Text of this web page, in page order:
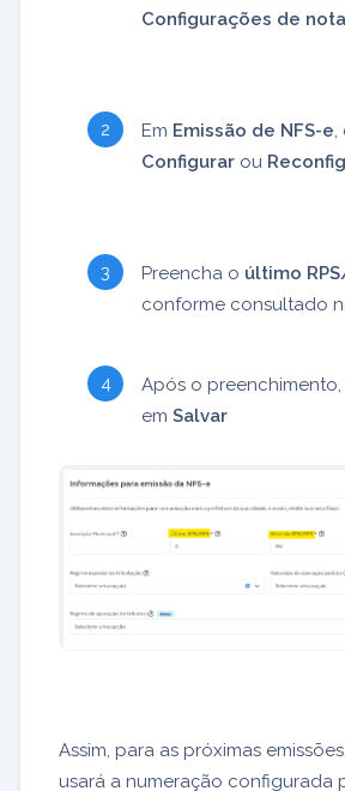
Configurações de
Em Emissão de NFS-e,
Configurar ou
Preencha o último
conforme consultado
Após o
em Salvar
Assim, para as próximas
usará a numeração configurada